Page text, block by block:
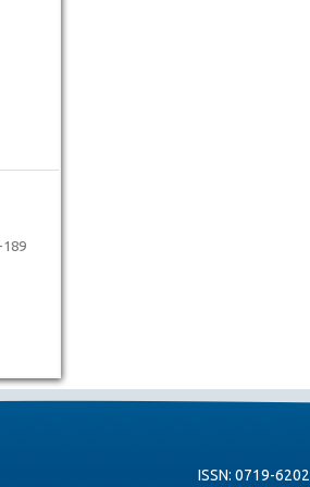
189
ISSN: 0719-6202